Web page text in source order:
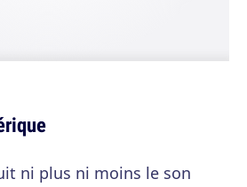
ni plus ni moins le son